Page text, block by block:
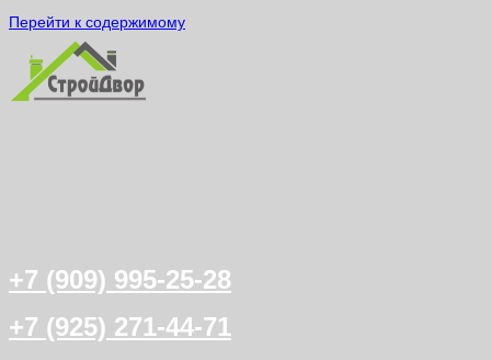
Перейти к содержимому
+7 (909) 995-25-28
+7 (925) 271-44-71